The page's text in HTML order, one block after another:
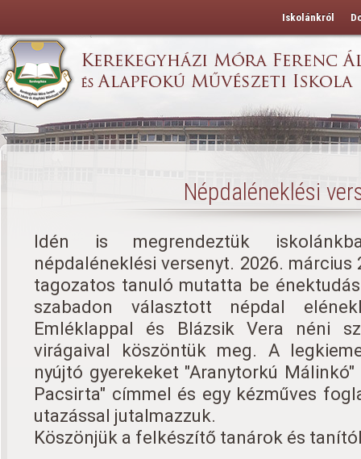
Iskolánkról
Népdaléneklési
Idén is megrendeztük
népdaléneklési versenyt. 2026.
tagozatos tanuló mutatta be
szabadon választott népdal
Emléklappal és Blázsik Vera néni
virágaival köszöntük meg. A
nyújtó gyerekeket "Aranytorkú
Pacsirta" címmel és egy kézműves
utazással jutalmazzuk.
Köszönjük a felkészítő tanárok és